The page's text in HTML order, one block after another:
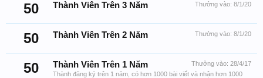
50 Thưởng vào: 8/1/20
Thành Viên Trên 3 Năm
50 Thưởng vào: 8/1/20
Thành Viên Trên 2 Năm
50 Thưởng vào: 28/4/17
Thành Viên Trên 1 Năm
Thành đăng ký trên 1 năm, có hơn 1000 bài viết và nhận hơn 1000